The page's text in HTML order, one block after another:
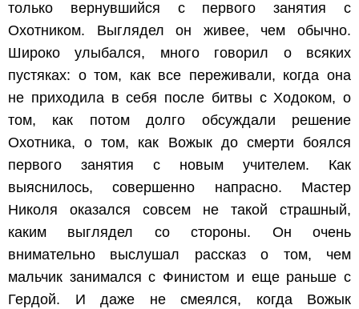
только вернувшийся с первого занятия с
Охотником. Выглядел он живее, чем обычно.
Широко улыбался, много говорил о всяких
пустяках: о том, как все переживали, когда она
не приходила в себя после битвы с Ходоком, о
том, как потом долго обсуждали решение
Охотника, о том, как Вожык до смерти боялся
первого занятия с новым учителем. Как
выяснилось, совершенно напрасно. Мастер
Николя оказался совсем не такой страшный,
каким выглядел со стороны. Он очень
внимательно выслушал рассказ о том, чем
мальчик занимался с Финистом и еще раньше с
Гердой. И даже не смеялся, когда Вожык